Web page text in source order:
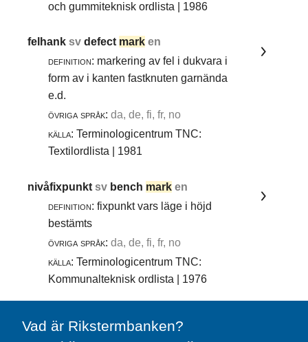
och gummiteknisk ordlista | 1986
felhanksvdefect mark en
definition: markering av fel i dukvara i
form av i kanten fastknuten garnända
e.d.
övriga språk: da, de, fi, fr, no
källa: Terminologicentrum TNC:
Textilordlista | 1981
nivåfixpunktsv bench mark en
definition: fixpunkt vars läge i höjd
bestämts
övriga språk: da, de, fi, fr, no
källa: Terminologicentrum TNC:
Kommunalteknisk ordlista | 1976
Vad är Rikstermbanken?